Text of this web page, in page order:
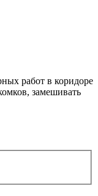
работ в коридоре
замешивать